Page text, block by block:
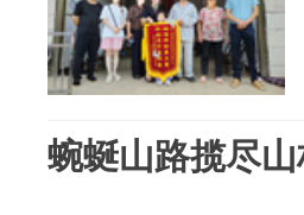
蜿蜒山路揽尽